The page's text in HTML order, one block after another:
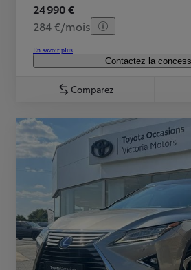
24 990 €
284 €/mois
En savoir plus
Contactez la
Comparez